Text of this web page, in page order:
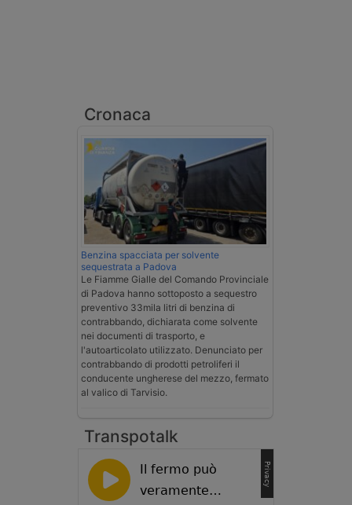
Cronaca
Benzina spacciata per solvente
sequestrata a Padova
Le Fiamme Gialle del Comando Provinciale
di Padova hanno sottoposto a sequestro
preventivo 33mila litri di benzina di
contrabbando, dichiarata come solvente
nei documenti di trasporto, e
l'autoarticolato utilizzato. Denunciato per
contrabbando di prodotti petroliferi il
conducente ungherese del mezzo, fermato
al valico di Tarvisio.
Transpotalk